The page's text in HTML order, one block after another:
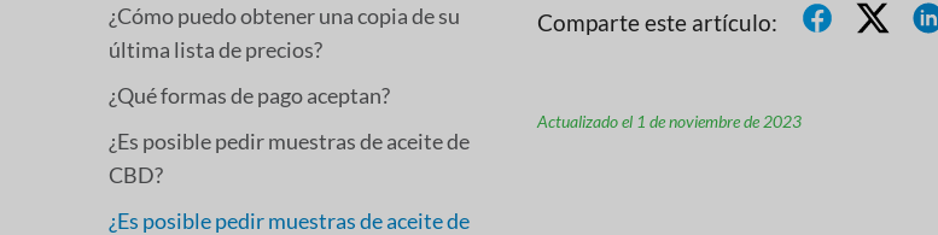
¿Cómo puedo obtener una copia de su
última lista de precios?
¿Qué formas de pago aceptan?
¿Es posible pedir muestras de aceite de
CBD?
¿Es posible pedir muestras de aceite de
Comparte este artículo:
Actualizado el 1 de noviembre de 2023